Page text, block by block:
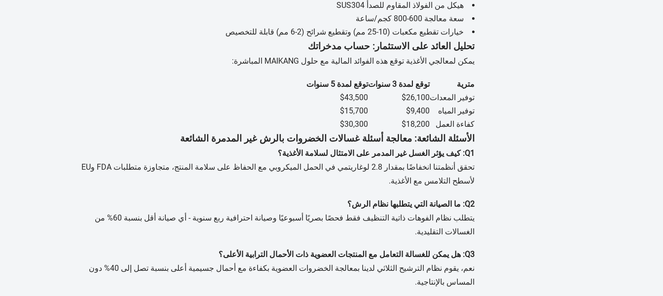
هيكل من الفولاذ المقاوم للصدأ SUS304
سعة معالجة 600-800 كجم/ساعة
خيارات تقطيع مكعبات (10-25 مم) وتقطيع شرائح (2-6 مم) قابلة للتخصيص
تحليل العائد على الاستثمار: حساب مدخراتك
يمكن لمعالجي الأغذية توقع هذه الفوائد المالية مع حلول MAIKANG المباشرة:
مترية توقع لمدة 3 سنوات
توقع لمدة 5 سنوات
توفير المعدات$26,100
$43,500
توفير المياه
$9,400
$15,700
كفاءة العمل
$18,200
$30,300
الأسئلة الشائعة: معالجة أسئلة غسالات الخضروات بالرش غير المدمرة الشائعة
Q1: كيف يؤثر الغسل غير المدمر على الامتثال لسلامة الأغذية؟
تحقق أنظمتنا انخفاضًا بمقدار 2.8 لوغاريتمي في الحمل الميكروبي مع الحفاظ على سلامة المنتج، متجاوزة متطلبات FDA وEU
لأسطح التلامس مع الأغذية.
Q2: ما الصيانة التي يتطلبها نظام الرش؟
يتطلب نظام الفوهات ذاتية التنظيف فقط فحصًا بصريًا أسبوعيًا وصيانة احترافية ربع سنوية - أي صيانة أقل بنسبة 60% من
الغسالات التقليدية.
Q3: هل يمكن للغسالة التعامل مع المنتجات العضوية ذات الأحمال الترابية الأعلى؟
نعم، يقوم نظام الترشيح الثلاثي لدينا بمعالجة الخضروات العضوية بكفاءة مع أحمال جسيمية أعلى بنسبة تصل إلى 40% دون
المساس بالإنتاجية.